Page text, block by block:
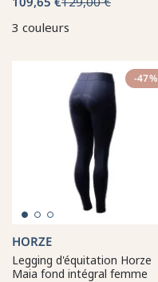
3 couleurs
-47%
HORZE
Legging d'équitation Horze
Maia fond intégral femme